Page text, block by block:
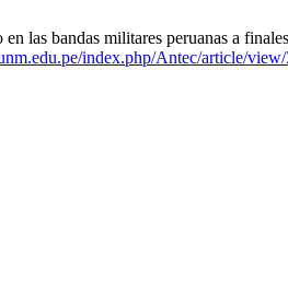
las bandas militares peruanas a
index.php/Antec/article/